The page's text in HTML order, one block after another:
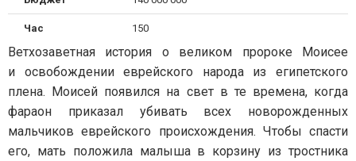
Час 150
Ветхозаветная история о великом пророке Моисее
и освобождении еврейского народа из египетского
плена. Моисей появился на свет в те времена, когда
фараон приказал убивать всех новорожденных
мальчиков еврейского происхождения. Чтобы спасти
его, мать положила малыша в корзину из тростника